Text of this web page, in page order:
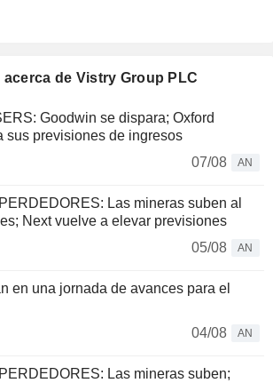
de Vistry Group PLC
Goodwin se dispara; Oxford
sus previsiones de ingresos
07/08
AN
Las mineras suben al
Next vuelve a elevar previsiones
05/08
AN
en una jornada de avances para el
04/08
AN
Las mineras suben;